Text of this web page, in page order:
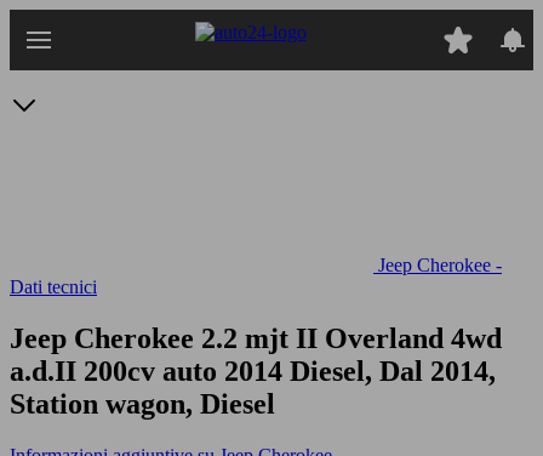
Jeep Cherokee -
Dati tecnici
Jeep Cherokee 2.2 mjt II Overland 4wd
a.d.II 200cv auto 2014 Diesel, Dal 2014,
Station wagon, Diesel